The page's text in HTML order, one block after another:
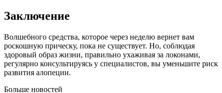
Заключение
Волшебного средства, которое через неделю вернет вам
роскошную прическу, пока не существует. Но, соблюдая
здоровый образ жизни, правильно ухаживая за локонами,
регулярно консультируясь у специалистов, вы уменьшите риск
развития алопеции.
Больше новостей